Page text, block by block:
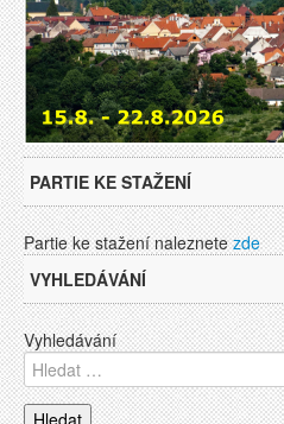
PARTIE KE STAŽENÍ
Partie ke stažení naleznetezde
VYHLEDÁVÁNÍ
Vyhledávání